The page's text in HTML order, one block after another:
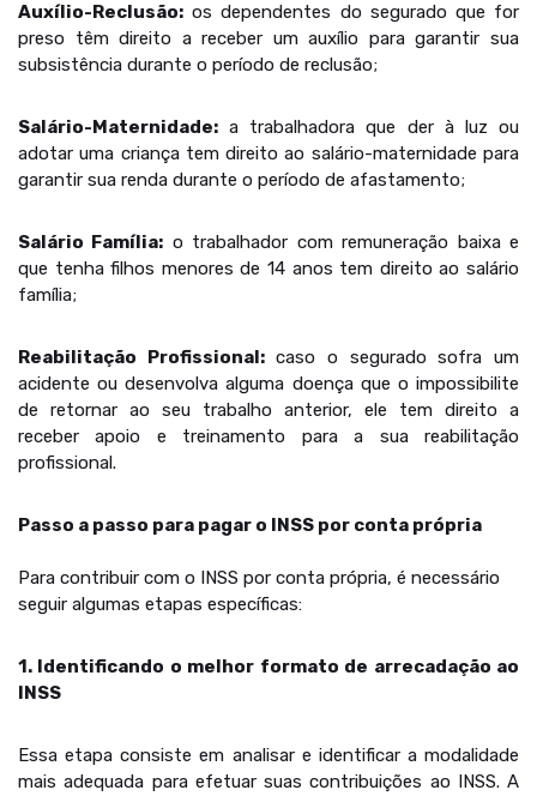
Auxílio-Reclusão: os dependentes do segurado que for
preso têm direito a receber um auxílio para garantir sua
subsistência durante o período de reclusão;
Salário-Maternidade: a trabalhadora que der à luz ou
adotar uma criança tem direito ao salário-maternidade para
garantir sua renda durante o período de afastamento;
Salário Família: o trabalhador com remuneração baixa e
que tenha filhos menores de 14 anos tem direito ao salário
família;
Reabilitação Profissional:caso o segurado sofra um
acidente ou desenvolva alguma doença que o impossibilite
de retornar ao seu trabalho anterior, ele tem direito a
receber apoio e treinamento para a sua reabilitação
profissional.
Passo a passo para pagar o INSS por conta própria
Para contribuir com o INSS por conta própria, é necessário
seguir algumas etapas específicas:
1. Identificando o melhor formato de arrecadação ao
INSS
Essa etapa consiste em analisar e identificar a modalidade
mais adequada para efetuar suas contribuições ao INSS. A